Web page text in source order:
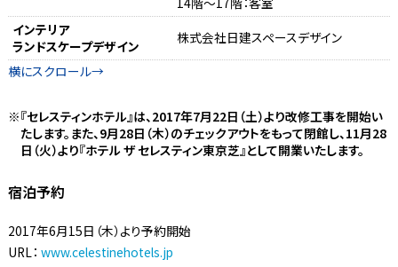
インテリア
ランドスケープデザイン
株式会社日建スペースデザイン
『セレスティンホテル』は、2017年7月22日（土）より改修工事を開始い
たします。また、9月28日（木）のチェックアウトをもって閉館し、11月28
日（火）より『ホテル ザ セレスティン東京芝』として開業いたします。
宿泊予約
2017年6月15日（木）より予約開始
URL： www.celestinehotels.jp